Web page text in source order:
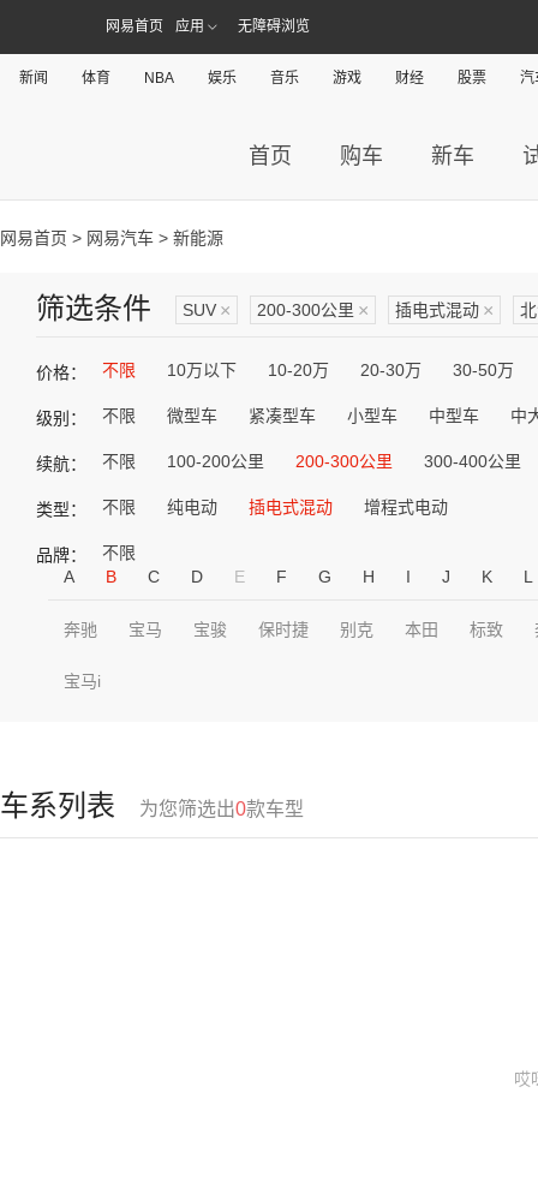
网易首页 应用 无障碍浏览
新闻 体育 NBA 娱乐 音乐 游戏 财经 股票 汽
首页 购车 新车
网易首页 > 网易汽车 > 新能源
筛选条件 SUV × 200-300公里 × 插电式混动 ×
价格： 不限 10万以下 10-20万 20-30万 30-50万
级别： 不限 微型车 紧凑型车 小型车 中型车 中
续航： 不限 100-200公里 200-300公里 300-400公里
类型： 不限 纯电动 插电式混动 增程式电动
品牌：
不限
A
B C D E F G H I J K L
奔驰 宝马 宝骏 保时捷 别克 本田 标致
宝马i
车系列表 为您筛选出0款车型
哎